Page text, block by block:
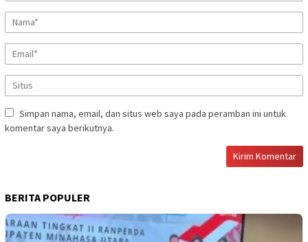
Simpan nama, email, dan situs web saya pada peramban ini untuk
komentar saya berikutnya.
BERITA POPULER